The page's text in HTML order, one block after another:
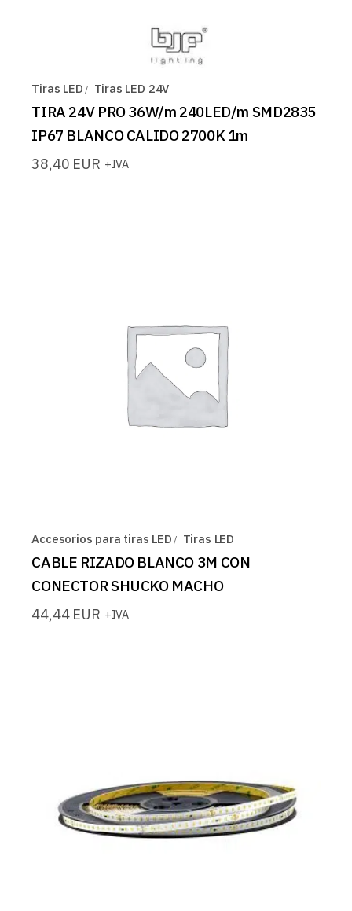
Tiras LED Tiras LED 24V
TIRA 24V PRO 36W/m 240LED/m SMD2835
IP67 BLANCO CALIDO 2700K 1m
38,40 EUR +IVA
Accesorios para tiras LED Tiras LED
CABLE RIZADO BLANCO 3M CON
CONECTOR SHUCKO MACHO
44,44 EUR +IVA